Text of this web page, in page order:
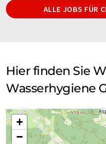
ALLE JOBS FÜR
Hier finden Sie
Wasserhygiene
+
−